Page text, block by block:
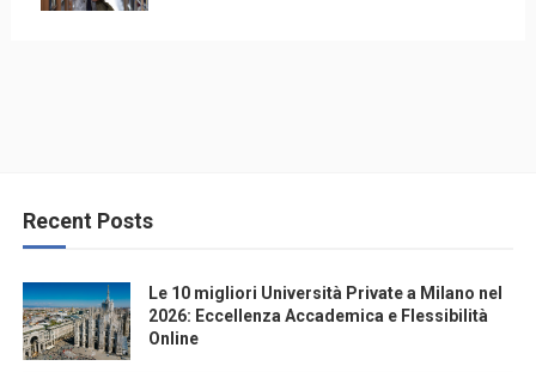
Recent Posts
Le 10 migliori Università Private a Milano nel
2026: Eccellenza Accademica e Flessibilità
Online